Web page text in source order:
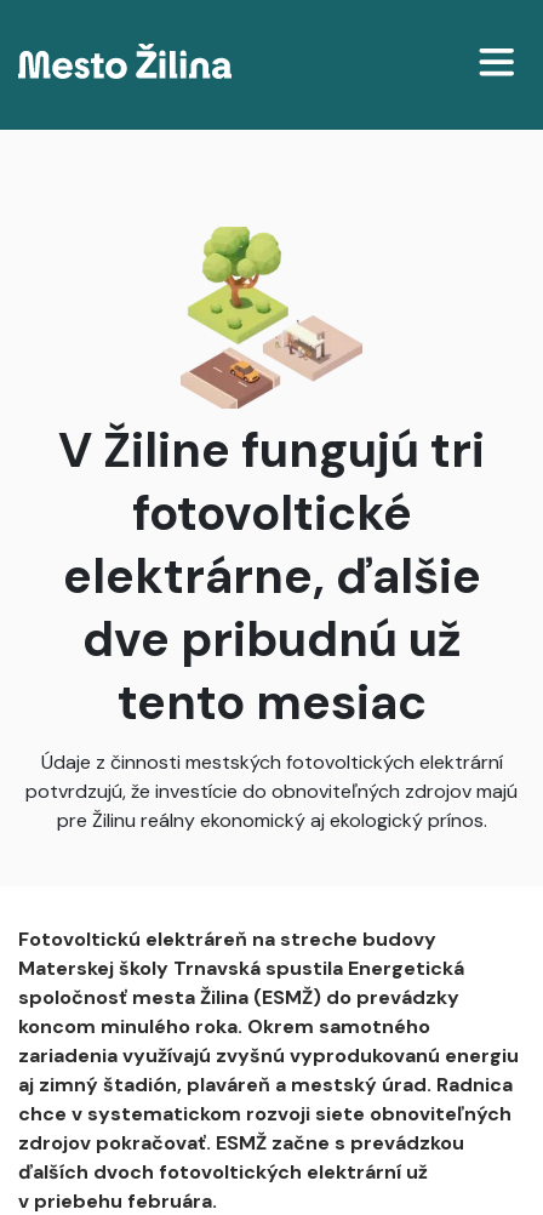
Projekty
Delenie príjmov podľa katastrálneho územia
V Žiline fungujú tri
fotovoltické
elektrárne, ďalšie
dve pribudnú už
tento mesiac
Údaje z činnosti mestských fotovoltických elektrární
potvrdzujú, že investície do obnoviteľných zdrojov majú
pre Žilinu reálny ekonomický aj ekologický prínos.
Fotovoltickú elektráreň na streche budovy
Materskej školy Trnavská spustila Energetická
spoločnosť mesta Žilina (ESMŽ) do prevádzky
koncom minulého roka. Okrem samotného
zariadenia využívajú zvyšnú vyprodukovanú energiu
aj zimný štadión, plaváreň a mestský úrad. Radnica
chce v systematickom rozvoji siete obnoviteľných
zdrojov pokračovať. ESMŽ začne s prevádzkou
ďalších dvoch fotovoltických elektrární už
v priebehu februára.